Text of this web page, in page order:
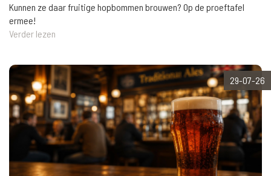
Kunnen ze daar fruitige hopbommen brouwen? Op de proeftafel
ermee!
Verder lezen
29-07-26